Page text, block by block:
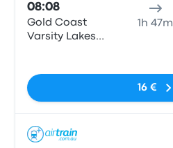
08:08
Gold Coast
Varsity Lakes
1h 47m
16 €